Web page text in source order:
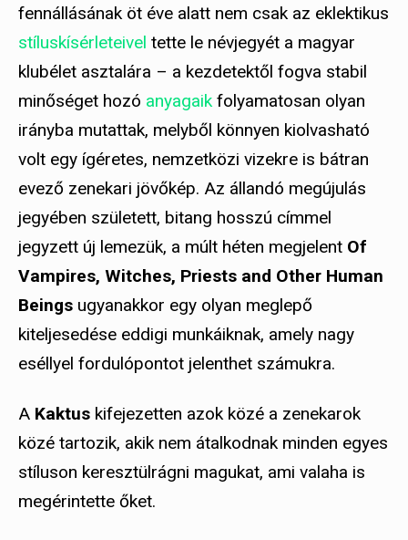
fennállásának öt éve alatt nem csak az eklektikus
stíluskísérleteivel tette le névjegyét a magyar
klubélet asztalára – a kezdetektől fogva stabil
minőséget hozó anyagaikfolyamatosan olyan
irányba mutattak, melyből könnyen kiolvasható
volt egy ígéretes, nemzetközi vizekre is bátran
evező zenekari jövőkép. Az állandó megújulás
jegyében született, bitang hosszú címmel
jegyzett új lemezük, a múlt héten megjelent Of
Vampires, Witches, Priests and Other Human
Beings ugyanakkor egy olyan meglepő
kiteljesedése eddigi munkáiknak, amely nagy
eséllyel fordulópontot jelenthet számukra.
A Kaktus kifejezetten azok közé a zenekarok
közé tartozik, akik nem átalkodnak minden egyes
stíluson keresztülrágni magukat, ami valaha is
megérintette őket.